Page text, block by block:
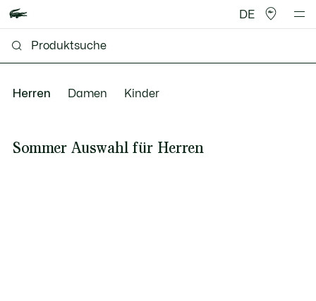
DE
Herren Damen Kinder
Sommer Auswahl für Herren